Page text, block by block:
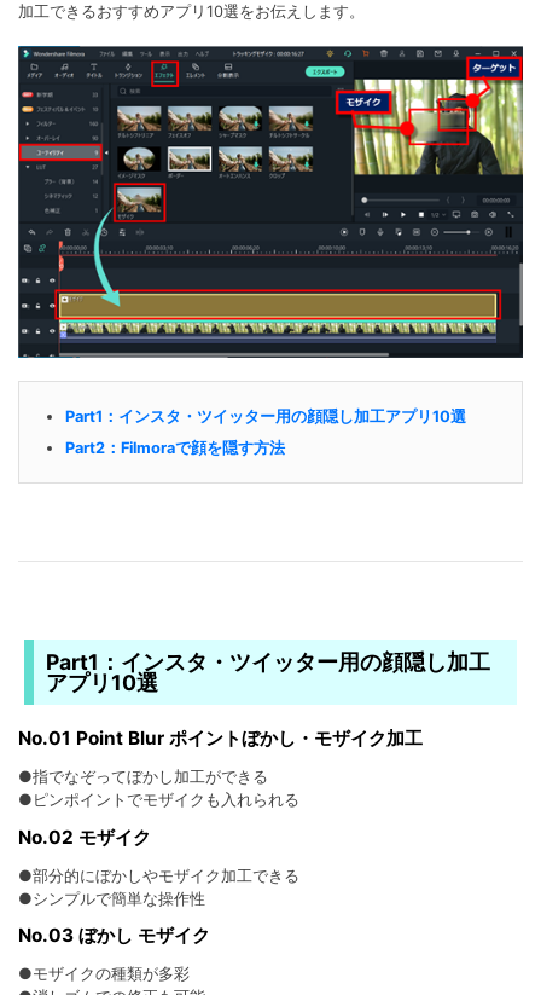
加工できるおすすめアプリ10選をお伝えします。
Part1：インスタ・ツイッター用の顔隠し加工アプリ10選
Part2：Filmoraで顔を隠す方法
Part1：インスタ・ツイッター用の顔隠し加工
アプリ10選
No.01 Point Blur ポイントぼかし・モザイク加工
●指でなぞってぼかし加工ができる
●ピンポイントでモザイクも入れられる
No.02 モザイク
●部分的にぼかしやモザイク加工できる
●シンプルで簡単な操作性
No.03 ぼかし モザイク
●モザイクの種類が多彩